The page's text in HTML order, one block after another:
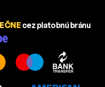
cez platobnú bránu